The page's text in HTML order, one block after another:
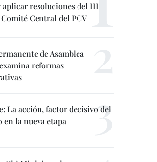
resoluciones del III
Central del PCV
de Asamblea
reformas
La acción, factor decisivo del
en la nueva etapa